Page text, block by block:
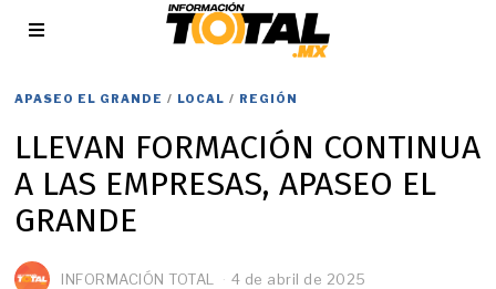
APASEO EL GRANDE / LOCAL / REGIÓN
LLEVAN FORMACIÓN CONTINUA
A LAS EMPRESAS, APASEO EL
GRANDE
INFORMACIÓN TOTAL 4 de abril de 2025